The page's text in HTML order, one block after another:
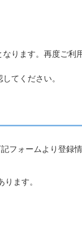
ります。再度ご
してください。
フォームより登録
ます。